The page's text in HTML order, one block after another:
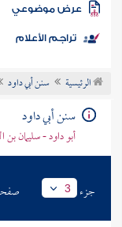
الكتب
موضوعي
تراجم الأعلام
الرئيسية سنن أبي داود
سنن أبي داود
أبو داود - سليمان
جزء 3